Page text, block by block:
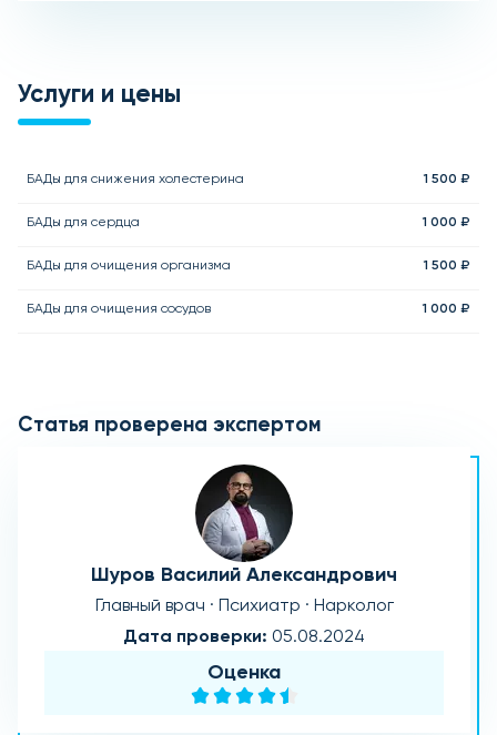
Услуги и цены
БАДы для снижения холестерина 1 500 ₽
БАДы для сердца 1 000 ₽
БАДы для очищения организма 1 500 ₽
БАДы для очищения сосудов 1 000 ₽
Статья проверена экспертом
Шуров Василий Александрович
Главный врач · Психиатр · Нарколог
Дата проверки: 05.08.2024
Оценка